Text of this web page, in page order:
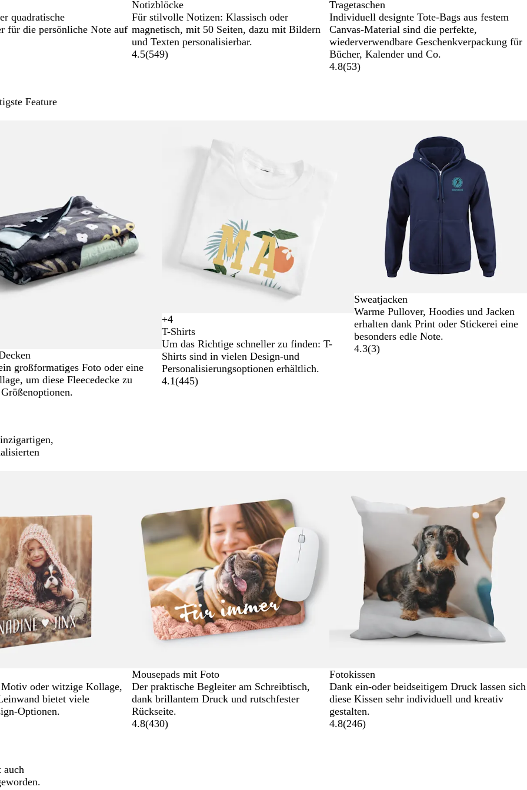
quadratische
für die persönliche Note auf
Notizblöcke
Für stilvolle Notizen: Klassisch oder
magnetisch, mit 50 Seiten, dazu mit Bildern
und Texten personalisierbar.
4.5(549)
Tragetaschen
Individuell designte Tote-Bags aus festem
Canvas-Material sind die perfekte,
wiederverwendbare Geschenkverpackung für
Bücher, Kalender und Co.
4.8(53)
Feature
großformatiges Foto oder eine
um diese Fleecedecke zu
S
c
h
w
a
r
W
e
i
ß
O
r
a
n
g
e
K
ö
n
i
g
s
+4
T-Shirts
Um das Richtige schneller zu finden: T-
Shirts sind in vielen Design-und
Personalisierungsoptionen erhältlich.
4.1(445)
S
c
h
w
a
T
i
e
f
e
G
r
a
u
m
Sweatjacken
Warme Pullover, Hoodies und Jacken
erhalten dank Print oder Stickerei eine
besonders edle Note.
4.3(3)
oder witzige Kollage,
bietet viele
Optionen.
Mousepads mit Foto
Der praktische Begleiter am Schreibtisch,
dank brillantem Druck und rutschfester
Rückseite.
4.8(430)
Fotokissen
Dank ein-oder beidseitigem Druck lassen sich
diese Kissen sehr individuell und kreativ
gestalten.
4.8(246)
auch